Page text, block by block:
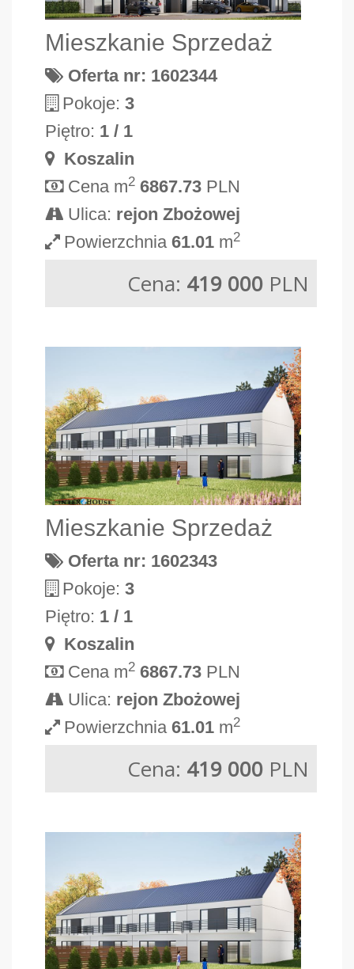
Mieszkanie Sprzedaż
Oferta nr: 1602344
Pokoje:3
Piętro: 1 / 1
Koszalin
Cena m2 6867.73 PLN
Ulica: rejon Zbożowej
Powierzchnia61.01 m2
Cena: 419 000 PLN
Mieszkanie Sprzedaż
Oferta nr: 1602343
Pokoje:3
Piętro: 1 / 1
Koszalin
Cena m2 6867.73 PLN
Ulica: rejon Zbożowej
Powierzchnia61.01 m2
Cena: 419 000 PLN